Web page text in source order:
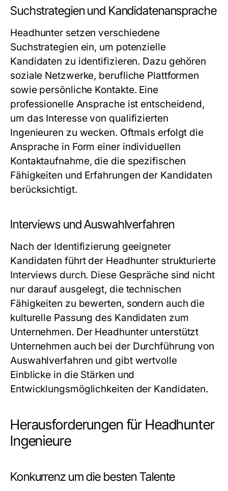
Suchstrategien und Kandidatenansprache
Headhunter setzen verschiedene
Suchstrategien ein, um potenzielle
Kandidaten zu identifizieren. Dazu gehören
soziale Netzwerke, berufliche Plattformen
sowie persönliche Kontakte. Eine
professionelle Ansprache ist entscheidend,
um das Interesse von qualifizierten
Ingenieuren zu wecken. Oftmals erfolgt die
Ansprache in Form einer individuellen
Kontaktaufnahme, die die spezifischen
Fähigkeiten und Erfahrungen der Kandidaten
berücksichtigt.
Interviews und Auswahlverfahren
Nach der Identifizierung geeigneter
Kandidaten führt der Headhunter strukturierte
Interviews durch. Diese Gespräche sind nicht
nur darauf ausgelegt, die technischen
Fähigkeiten zu bewerten, sondern auch die
kulturelle Passung des Kandidaten zum
Unternehmen. Der Headhunter unterstützt
Unternehmen auch bei der Durchführung von
Auswahlverfahren und gibt wertvolle
Einblicke in die Stärken und
Entwicklungsmöglichkeiten der Kandidaten.
Herausforderungen für Headhunter
Ingenieure
Konkurrenz um die besten Talente